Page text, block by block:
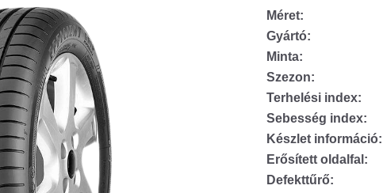
Méret:
Gyártó:
Minta:
Szezon:
Terhelési index:
Sebesség index:
Készlet információ:
Erősített oldalfal:
Defekttűrő: